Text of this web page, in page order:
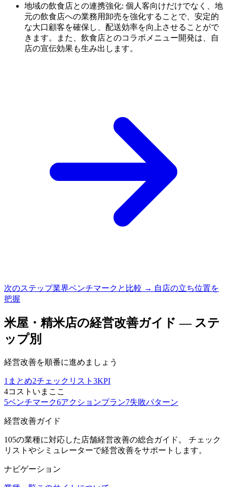
地域の飲食店との連携強化: 個人客向けだけでなく、地
元の飲食店への業務用卸売を強化することで、安定的
な大口顧客を確保し、配送効率を向上させることがで
きます。また、飲食店とのコラボメニュー開発は、自
店の宣伝効果も生み出します。
次のステップ業界ベンチマークと比較 → 自店の立ち位置を
把握
米屋・精米店の経営改善ガイド — ステ
ップ別
経営改善を順番に進めましょう
1 まとめ2チェックリスト 3KPI
4コスト いまここ
5ベンチマーク6アクションプラン7失敗パターン
経営改善ガイド
105の業種に対応した店舗経営改善の総合ガイド。 チェック
リストやシミュレーターで経営改善をサポートします。
ナビゲーション